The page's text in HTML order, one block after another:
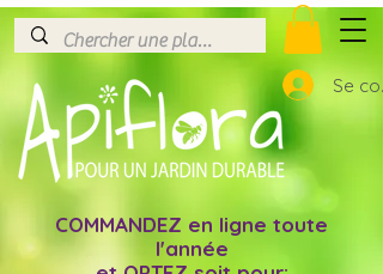
Se
COMMANDEZ en ligne toute
l'année